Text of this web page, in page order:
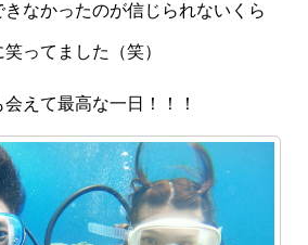
なかったのが信じられないくら
ってました（笑）
えて最高な一日！！！